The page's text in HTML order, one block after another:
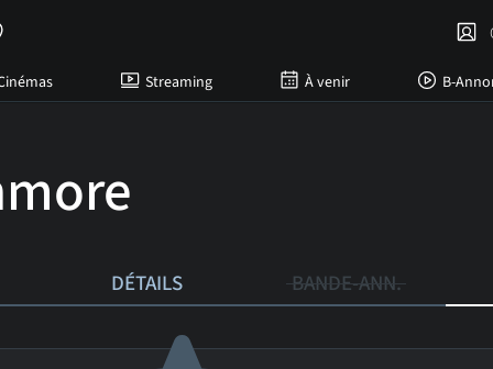
Streaming À venir B-
DÉTAILS BANDE-ANN.